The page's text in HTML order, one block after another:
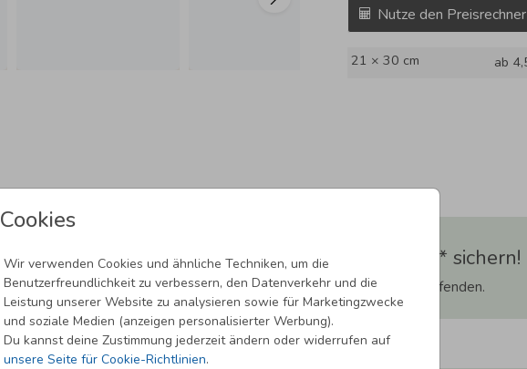
Cookies
Wir verwenden Cookies und ähnliche Techniken, um die
Benutzerfreundlichkeit zu verbessern, den Datenverkehr und die
Leistung unserer Website zu analysieren sowie für Marketingzwecke
und soziale Medien (anzeigen personalisierter Werbung).
Du kannst deine Zustimmung jederzeit ändern oder widerrufen auf
unsere Seite für Cookie-Richtlinien.
Nutze den Preisrechner
21 × 30 cm ab
Newsletter abonnieren und 5,00 € Rabatt** sichern!
Melde Dich zu unserem Newsletter an und bleibe auf dem Laufenden.